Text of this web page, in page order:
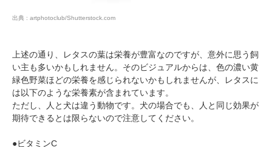
出典 : artphotoclub/Shutterstock.com
上述の通り、レタスの葉は栄養が豊富なのですが、意外に思う飼
い主も多いかもしれません。そのビジュアルからは、色の濃い黄
緑色野菜ほどの栄養を感じられないかもしれませんが、レタスに
は以下のような栄養素が含まれています。
ただし、人と犬は違う動物です。犬の場合でも、人と同じ効果が
期待できるとは限らないので注意してください。
●ビタミンC